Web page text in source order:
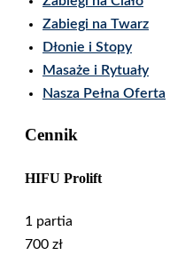
Zabiegi na Twarz
Dłonie i Stopy
Masaże i Rytuały
Nasza Pełna Oferta
Cennik
HIFU Prolift
1 partia
700 zł